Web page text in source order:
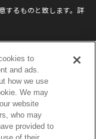
するものと致します。詳
Sell or Share My
Information
ルメディアポリシー
合わせ
to
and ads.
how we use
We may
website
who may
provided to